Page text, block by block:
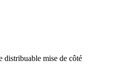
distribuable mise de côté